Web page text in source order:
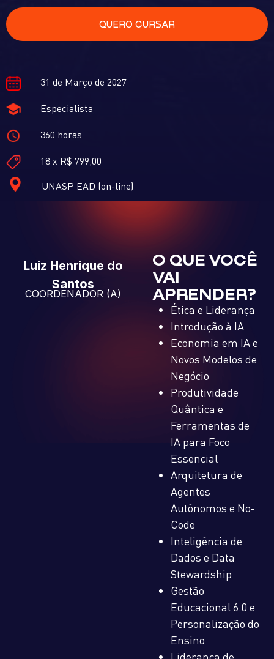
QUERO CURSAR
31 de Março de 2027
Especialista
360 horas
18 x R$ 799,00
UNASP EAD (on-line)
Luiz Henrique do
Santos
COORDENADOR (A)
O QUE VOCÊ
VAI
APRENDER?
Ética e Liderança
Introdução à IA
Economia em IA e
Novos Modelos de
Negócio
Produtividade
Quântica e
Ferramentas de
IA para Foco
Essencial
Arquitetura de
Agentes
Autônomos e No-
Code
Inteligência de
Dados e Data
Stewardship
Gestão
Educacional 6.0 e
Personalização do
Ensino